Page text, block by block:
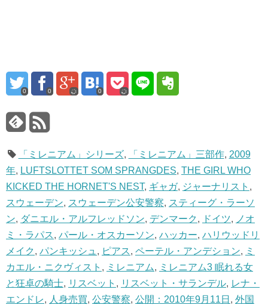
0 0 0
「ミレニアム」シリーズ, 「ミレニアム」三部作, 2009
年, LUFTSLOTTET SOM SPRANGDES, THE GIRL WHO
KICKED THE HORNET'S NEST, ギャガ, ジャーナリスト ,
スウェーデン, スウェーデン公安警察, スティーグ・ラーソ
ン, ダニエル・アルフレッドソン, デンマーク , ドイツ, ノオ
ミ・ラパス, パール・オスカーソン, ハッカー, ハリウッドリ
メイク , パンキッシュ , ピアス, ペーテル・アンデション, ミ
カエル・ニクヴィスト , ミレニアム, ミレニアム3 眠れる女
と狂卓の騎士, リスベット , リスベット・サランデル, レナ・
エンドレ, 人身売買, 公安警察, 公開：2010年9月11日 , 外国